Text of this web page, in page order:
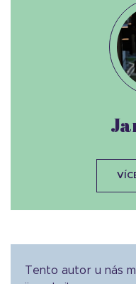
Tento autor u nás